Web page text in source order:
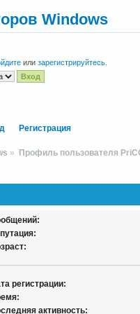
Windows
или зарегистрируйтесь
Регистрация
»
Профиль пользователя
регистрации:
активность: